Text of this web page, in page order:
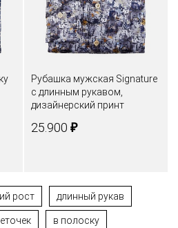
Рубашка мужская Signature
с длинным рукавом,
дизайнерский принт
25.900 ₽
рост длинный рукав
в полоску